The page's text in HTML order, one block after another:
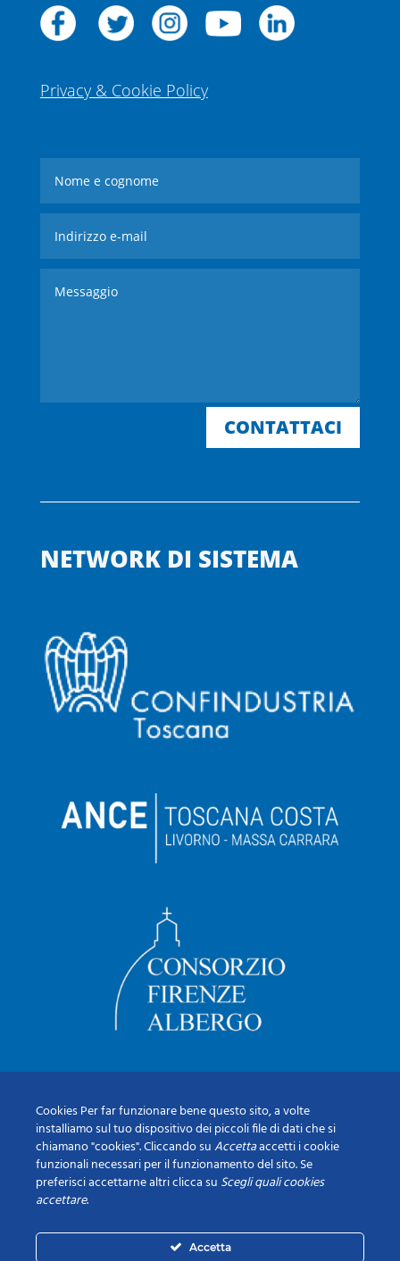
Privacy & Cookie Policy
CONTATTACI
NETWORK DI SISTEMA
Cookies Per far funzionare bene questo sito, a volte
installiamo sul tuo dispositivo dei piccoli file di dati che si
chiamano "cookies". Cliccando suAccettaaccetti i cookie
funzionali necessari per il funzionamento del sito. Se
preferisci accettarne altri clicca su Scegli quali cookies
accettare.
Accetta